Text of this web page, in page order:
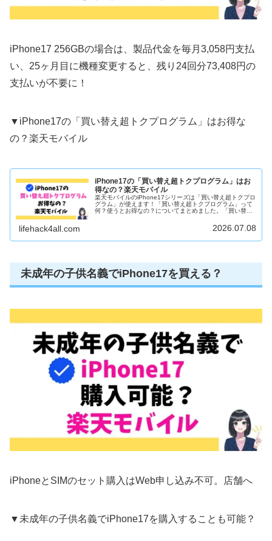
iPhone17 256GBの場合は、製品代金を毎月3,058円支払
い、25ヶ月目に機種変更すると、残り24回分73,408円の
支払いが不要に！
▼iPhone17の「買い替え超トクプログラム」はお得な
の？楽天モバイル
iPhone17の「買い替え超トクプログラム」はお
得なの？楽天モバイル
楽天モバイルのiPhone17シリーズは「買い替え超トクプロ
グラム」が使えます！「買い替え超トクプログラム」って
何？使うとお得なの？についてまとめました。「買い替え
lifehack4all.com 2026.07.08
未成年の子供名義でiPhone17を買える？
iPhoneとSIMのセット購入はWeb申し込み不可。店舗へ
▼未成年の子供名義でiPhone17を購入することも可能？